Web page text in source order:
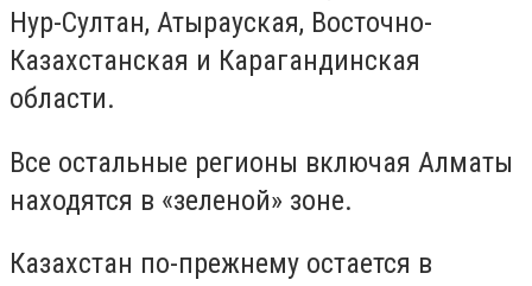
Нур-Султан, Атырауская, Восточно-
Казахстанская и Карагандинская
области.
Все остальные регионы включая Алматы
находятся в «зеленой» зоне.
Казахстан по-прежнему остается в